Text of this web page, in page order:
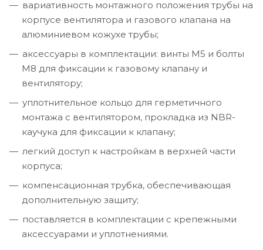
вариативность монтажного положения трубы на
корпусе вентилятора и газового клапана на
алюминиевом кожухе трубы;
аксессуары в комплектации: винты М5 и болты
М8 для фиксации к газовому клапану и
вентилятору;
уплотнительное кольцо для герметичного
монтажа с вентилятором, прокладка из NBR-
каучука для фиксации к клапану;
легкий доступ к настройкам в верхней части
корпуса;
компенсационная трубка, обеспечивающая
дополнительную защиту;
поставляется в комплектации с крепежными
аксессуарами и уплотнениями.